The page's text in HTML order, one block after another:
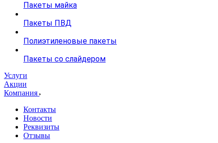
Пакеты майка
Пакеты ПВД
Полиэтиленовые пакеты
Пакеты со слайдером
Услуги
Акции
Компания
Контакты
Новости
Реквизиты
Отзывы